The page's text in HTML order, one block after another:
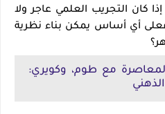
كان التجريب العلمي عاجر ولا
أي أساس يمكن بناء نظرية
المعاصرة مع طوم، وكويري: